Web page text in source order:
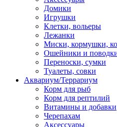
Домики
Игрушки
Клетки, вольеры
Лежанки
Миски, кормушки,
Ошейники и
Переноски, сумки
Туалеты, совки
Аквариум/Террариум
Корм для рыб
Корм для рептилий
Витамины и добавки
Черепахам
Аксессуары